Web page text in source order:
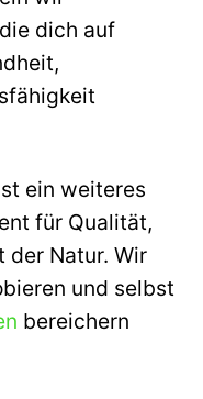
dich auf
ein weiteres
für Qualität,
der Natur. Wir
und selbst
bereichern